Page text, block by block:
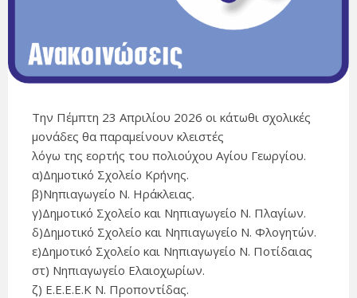
Την Πέμπτη 23 Απριλίου 2026 οι κάτωθι σχολικές
μονάδες θα παραμείνουν κλειστές
λόγω της εορτής του πολιούχου Αγίου Γεωργίου.
α)Δημοτικό Σχολείο Κρήνης.
β)Νηπιαγωγείο Ν. Ηράκλειας.
γ)Δημοτικό Σχολείο και Νηπιαγωγείο Ν. Πλαγίων.
δ)Δημοτικό Σχολείο και Νηπιαγωγείο Ν. Φλογητών.
ε)Δημοτικό Σχολείο και Νηπιαγωγείο Ν. Ποτίδαιας
στ) Νηπιαγωγείο Ελαιοχωρίων.
ζ) Ε.Ε.Ε.Ε.Κ Ν. Προποντίδας.